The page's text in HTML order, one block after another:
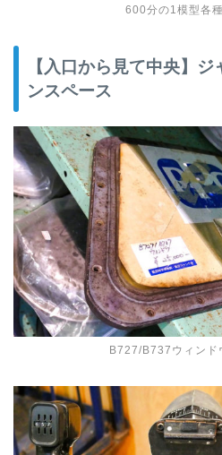
600分の1模型各
【入口から見て中央】
ンスペース
B727/B737ウィンド